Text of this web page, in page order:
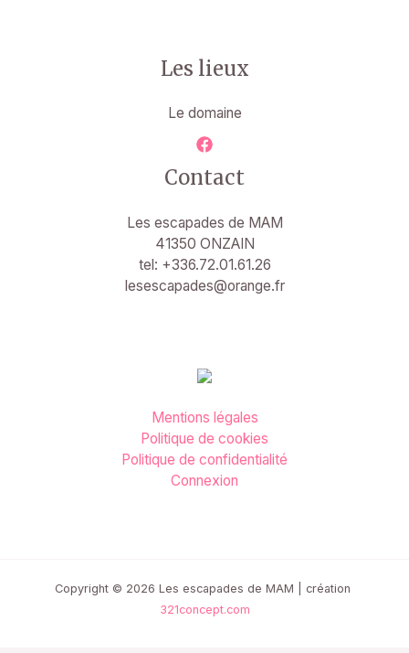
Les lieux
Le domaine
Contact
Les escapades de MAM
41350 ONZAIN
tel: +336.72.01.61.26
lesescapades@orange.fr
Mentions légales
Politique de cookies
Politique de confidentialité
Connexion
Copyright © 2026 Les escapades de MAM | création
321concept.com